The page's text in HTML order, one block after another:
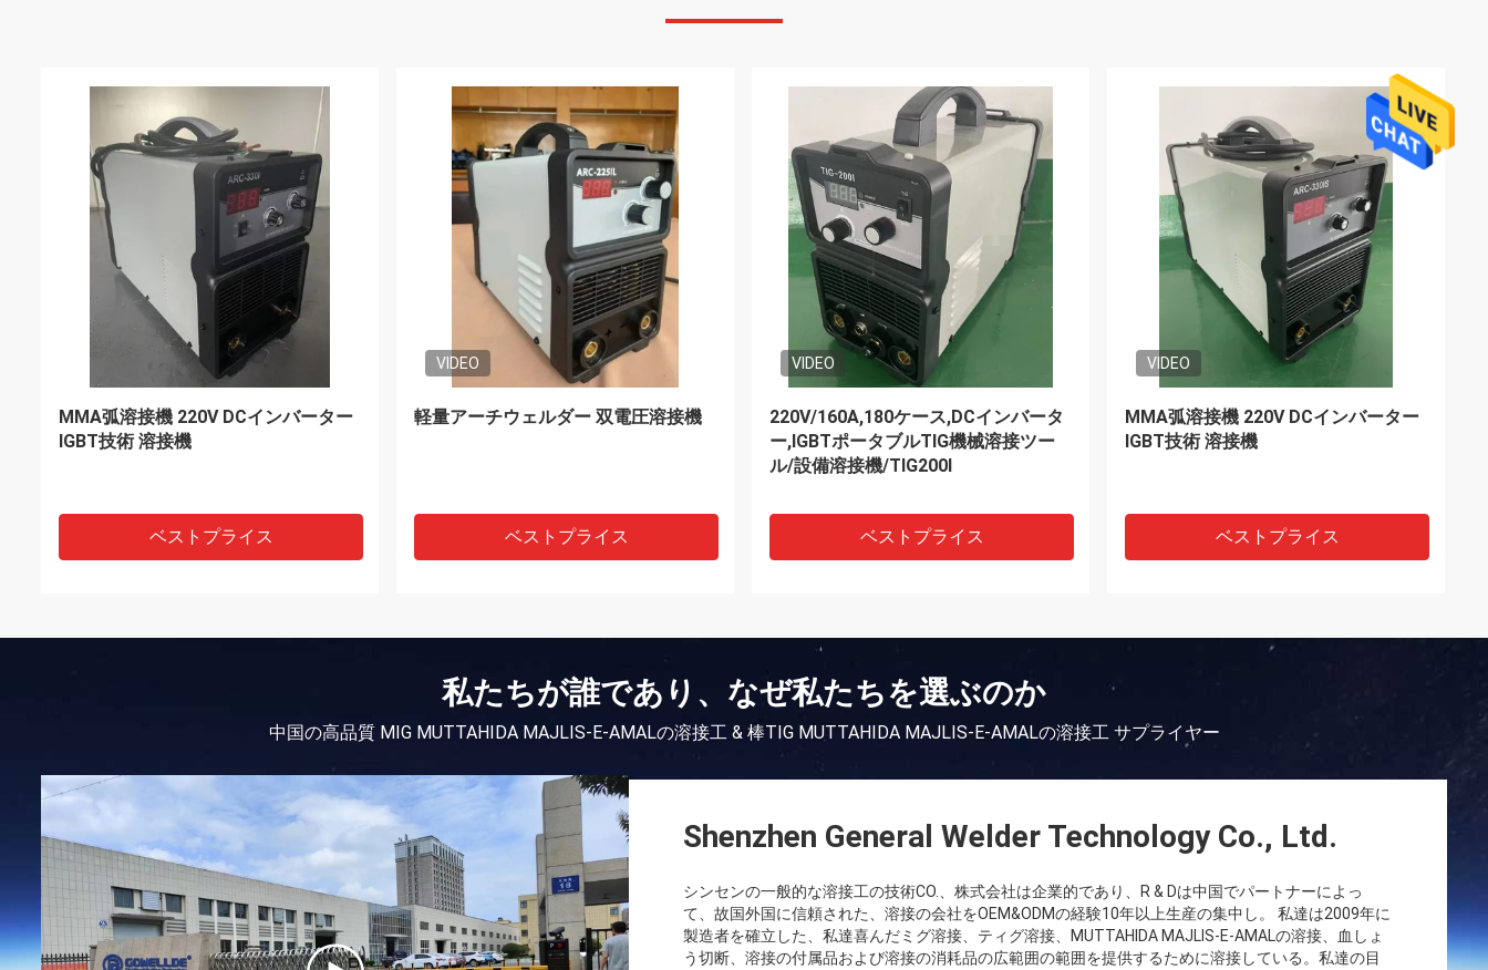
溶接アルミニウム ドアおよび窓のた
めに適した脈拍Migの溶接工の単一フ
ベストプライス
VIDEO
CNC血しょうカッターのための自動電
ベストプライス
VIDEO
販売の金属繊維のレーザ溶接機械手動
レーザ溶接携帯用レーザーの溶接工の
ための手持ち型レーザーの溶接工
ベストプライス
VIDEO
高い発電の手持ち型繊維レーザー
Typetopの溶接機レーザー点の溶接工
ベストプライス
私たちが誰であり、なぜ私たちを選ぶのか
中国の高品質 MIG MUTTAHIDA MAJLIS-E-AMALの溶接工 & 棒TIG MUTTAHIDA MAJLIS-E-AMALの溶接工 サプライヤー
Shenzhen General Welder Technology Co., Ltd.
シンセンの一般的な溶接工の技術CO.、株式会社は企業的であり、R & Dは中国でパートナーによっ
て、故国外国に信頼された、溶接の会社をOEM&ODMの経験10年以上生産の集中し。 私達は2009年に
製造者を確立した、私達喜んだミグ溶接、ティグ溶接、MUTTAHIDA MAJLIS-E-AMALの溶接、血しょ
う切断、溶接の付属品および溶接の消耗品の広範囲の範囲を提供するために溶接している。私達の目